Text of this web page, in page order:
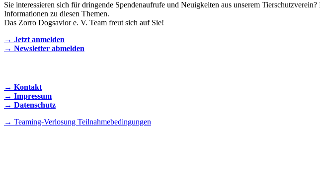
Sie interessieren sich für dringende Spendenaufrufe und Neuigkeiten aus unserem
Informationen zu diesen Themen.
Das Zorro Dogsavior e. V. Team freut sich auf Sie!
→ Jetzt anmelden
→ Newsletter abmelden
→ Kontakt
→ Impressum
→ Datenschutz
→ Teaming-Verlosung Teilnahmebedingungen